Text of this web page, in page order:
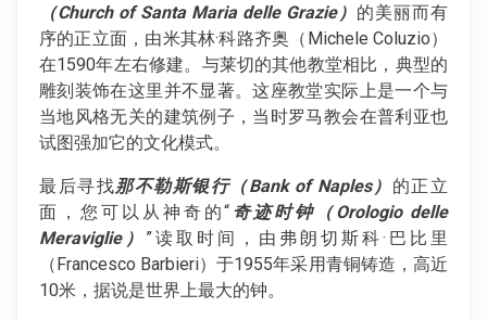
（Church of Santa Maria delle Grazie） 的美丽而有
序的正立面，由米其林·科路齐奥（Michele Coluzio）
在1590年左右修建。与莱切的其他教堂相比，典型的
雕刻装饰在这里并不显著。这座教堂实际上是一个与
当地风格无关的建筑例子，当时罗马教会在普利亚也
试图强加它的文化模式。
最后寻找那不勒斯银行（Bank of Naples） 的正立
面，您可以从神奇的“ 奇迹时钟（Orologio delle
Meraviglie） ”读取时间，由弗朗切斯科·巴比里
（Francesco Barbieri）于1955年采用青铜铸造，高近
10米，据说是世界上最大的钟。